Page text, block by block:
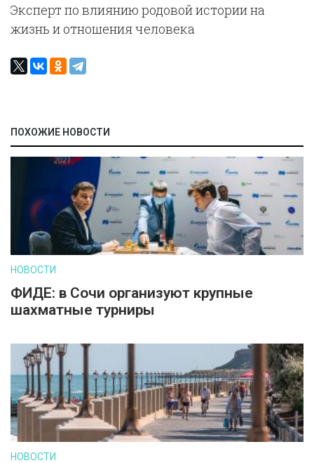
Эксперт по влиянию родовой истории на
жизнь и отношения человека
ПОХОЖИЕ НОВОСТИ
НОВОСТИ
ФИДЕ: в Сочи организуют крупные
шахматные турниры
НОВОСТИ